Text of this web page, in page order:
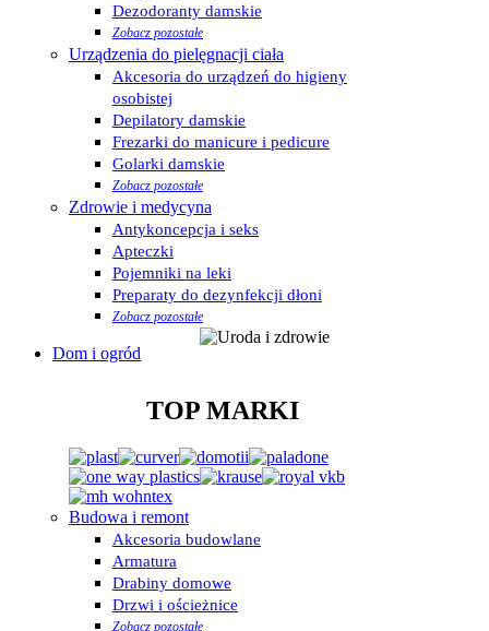
Dezodoranty damskie
Zobacz pozostałe
Urządzenia do pielęgnacji ciała
Akcesoria do urządzeń do higieny
osobistej
Depilatory damskie
Frezarki do manicure i pedicure
Golarki damskie
Zobacz pozostałe
Zdrowie i medycyna
Antykoncepcja i seks
Apteczki
Pojemniki na leki
Preparaty do dezynfekcji dłoni
Zobacz pozostałe
Dom i ogród
TOP MARKI
Budowa i remont
Akcesoria budowlane
Armatura
Drabiny domowe
Drzwi i ościeżnice
Zobacz pozostałe